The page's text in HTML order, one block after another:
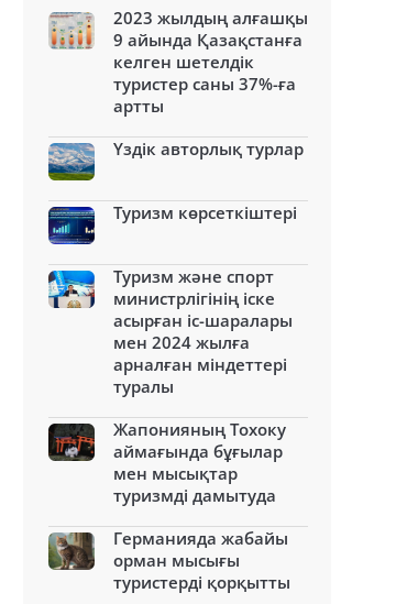
2023 жылдың алғашқы
9 айында Қазақстанға
келген шетелдік
туристер саны 37%-ға
артты
Үздік авторлық турлар
Туризм көрсеткіштері
Туризм және спорт
министрлігінің іске
асырған іс-шаралары
мен 2024 жылға
арналған міндеттері
туралы
Жапонияның Тохоку
аймағында бұғылар
мен мысықтар
туризмді дамытуда
Германияда жабайы
орман мысығы
туристерді қорқытты